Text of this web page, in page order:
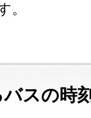
。
スの時